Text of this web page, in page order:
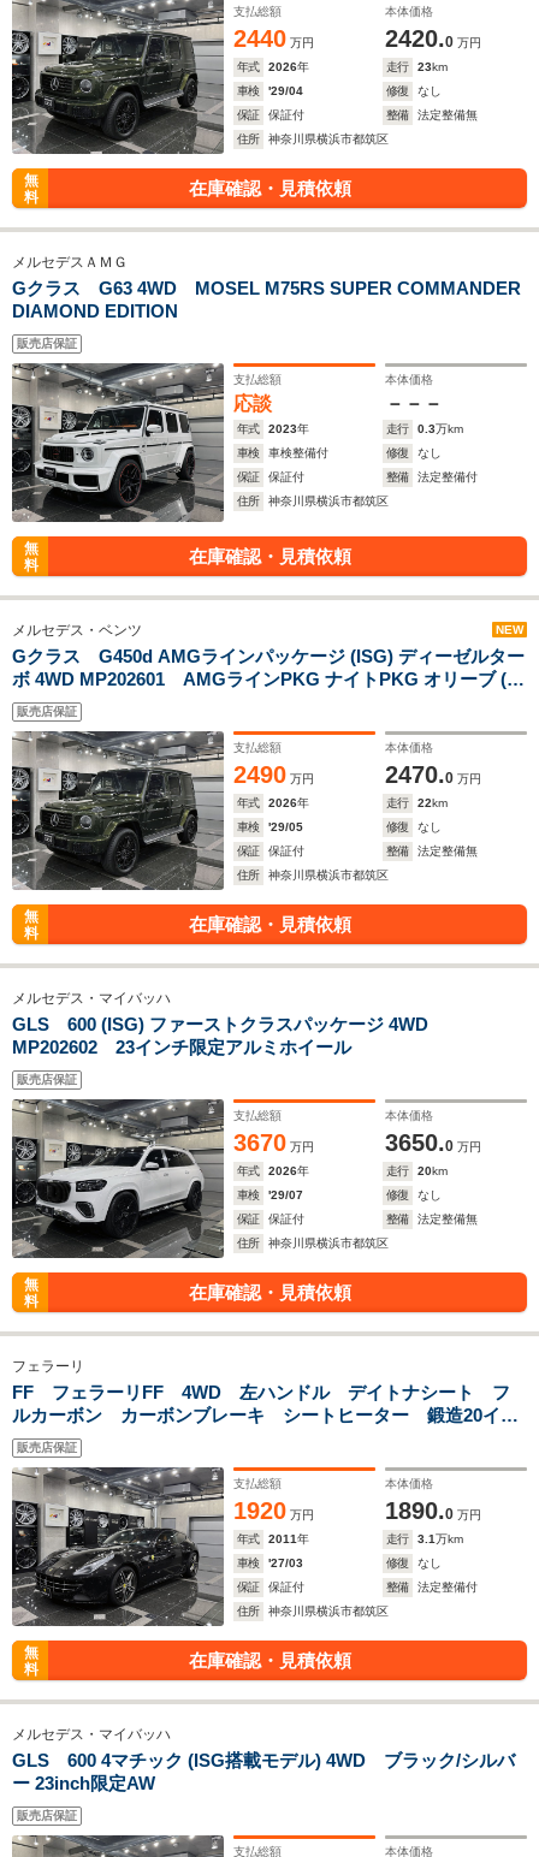
支払総額
2440 万円
本体価格
2420.0 万円
年式
2026年 走行 23km
車検
'29/04 修復
なし
保証
保証付 整備
法定整備無
住所
神奈川県横浜市都筑区
無
料
在庫確認・見積依頼
メルセデスＡＭＧ
Gクラス G63 4WD MOSEL M75RS SUPER COMMANDER
DIAMOND EDITION
販売店保証
支払総額
応談
本体価格
－－－
年式 2023年 走行 0.3万km
車検
車検整備付 修復
なし
保証
保証付 整備
法定整備付
住所
神奈川県横浜市都筑区
無
料
在庫確認・見積依頼
メルセデス・ベンツ NEW
Gクラス G450d AMGラインパッケージ (ISG) ディーゼルター
ボ 4WD MP202601 AMGラインPKG ナイトPKG オリーブ (有
償カラー) Beige 右H
販売店保証
支払総額
2490 万円
本体価格
2470.0 万円
年式
2026年 走行 22km
車検
'29/05 修復
なし
保証
保証付 整備
法定整備無
住所
神奈川県横浜市都筑区
無
料
在庫確認・見積依頼
メルセデス・マイバッハ
GLS 600 (ISG) ファーストクラスパッケージ 4WD
MP202602 23インチ限定アルミホイール
販売店保証
支払総額
3670 万円
本体価格
3650.0 万円
年式
2026年 走行 20km
車検
'29/07 修復
なし
保証
保証付 整備
法定整備無
住所
神奈川県横浜市都筑区
無
料
在庫確認・見積依頼
フェラーリ
FF フェラーリFF 4WD 左ハンドル デイトナシート フ
ルカーボン カーボンブレーキ シートヒーター 鍛造20イン
チAW ETC
販売店保証
支払総額
1920 万円
本体価格
1890.0 万円
年式
2011年 走行 3.1万km
車検
'27/03 修復
なし
保証
保証付 整備
法定整備付
住所
神奈川県横浜市都筑区
無
料
在庫確認・見積依頼
メルセデス・マイバッハ
GLS 600 4マチック (ISG搭載モデル) 4WD ブラック/シルバ
ー 23inch限定AW
販売店保証
支払総額 本体価格